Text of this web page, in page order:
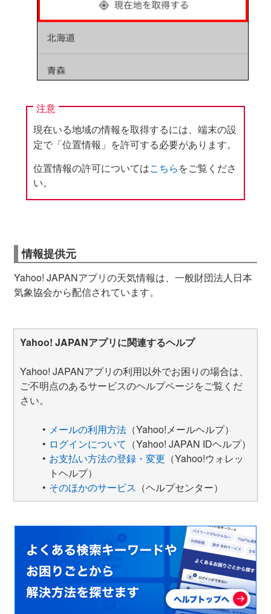
注意
現在いる地域の情報を取得するには、端末の設
定で「位置情報」を許可する必要があります。
位置情報の許可についてはこちらをご覧くださ
い。
情報提供元
Yahoo! JAPANアプリの天気情報は、一般財団法人日本
気象協会から配信されています。
Yahoo! JAPANアプリに関連するヘルプ
Yahoo! JAPANアプリの利用以外でお困りの場合は、
ご不明点のあるサービスのヘルプページをご覧くだ
さい。
メールの利用方法（Yahoo!メールヘルプ）
ログインについて （Yahoo! JAPAN IDヘルプ）
お支払い方法の登録・変更 （Yahoo!ウォレッ
トヘルプ）
そのほかのサービス （ヘルプセンター）